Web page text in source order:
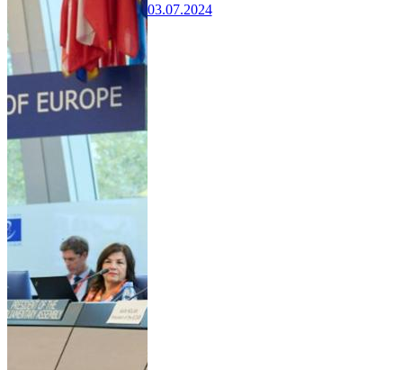
03.07.2024